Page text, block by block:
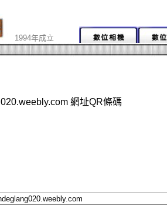
1994年成立
網址QR條碼